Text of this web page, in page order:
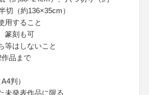
切（約136×35cm）
用すること
篆刻も可
等はしないこと
品まで
判）
未発表作品に限る